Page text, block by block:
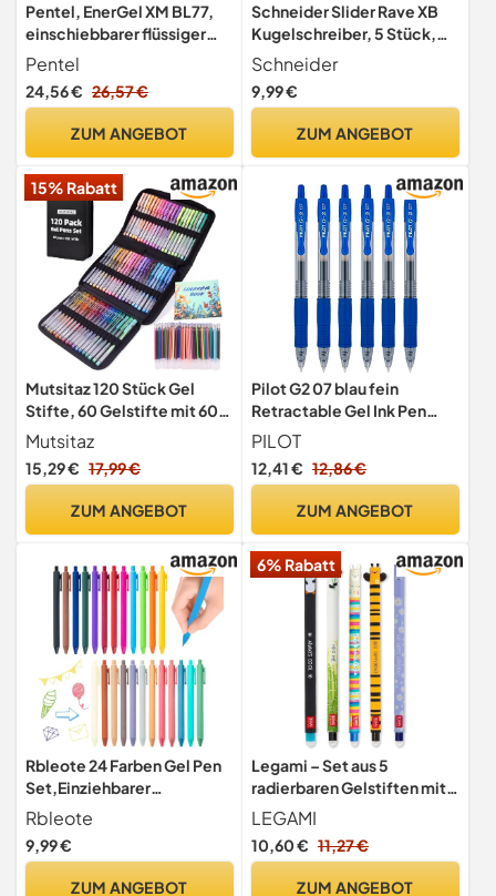
Pentel, EnerGel XM BL77,
einschiebbarer flüssiger
Gelschreiber, 0,7 mm, 54 %
recycelt, 12 Stück blau
Pentel
24,56 € 26,57 €
ZUM ANGEBOT
Schneider Slider Rave XB
Kugelschreiber, 5 Stück,
Hellblau-Blau
Schneider
9,99 €
ZUM ANGEBOT
15% Rabatt
Mutsitaz 120 Stück Gel
Stifte, 60 Gelstifte mit 60
Nachfüllpackungen,
Gelschreiber für
Künsterbedarf Erwachsene
Mutsitaz
15,29 € 17,99 €
ZUM ANGEBOT
Pilot G2 07 blau fein
Retractable Gel Ink Pen
Tintenroller 0,7 mm Feder
Spitze 0,39 mm Line Breite
nachfüllbar bl-g2–7 (6er
PILOT
12,41 € 12,86 €
ZUM ANGEBOT
Rbleote 24 Farben Gel Pen
Set,Einziehbarer
Kugelschreiber Bunt,1 MM
Gel
Kugelschreiber,Geschmeid
Rbleote
9,99 €
ZUM ANGEBOT
6% Rabatt
Legami – Set aus 5
radierbaren Gelstiften mit
wärmeempfindlicher Tinte,
einer Auswahl an Tintfarben
und Designs, 0,7 mm
LEGAMI
10,60 € 11,27 €
ZUM ANGEBOT